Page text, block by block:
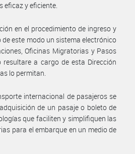
eficaz y eficiente.
en el procedimiento de ingreso y
este modo un sistema electrónico
Oficinas Migratorias y Pasos
a cargo de esta Dirección
lo permitan.
internacional de pasajeros se
de un pasaje o boleto de
que faciliten y simplifiquen las
para el embarque en un medio de